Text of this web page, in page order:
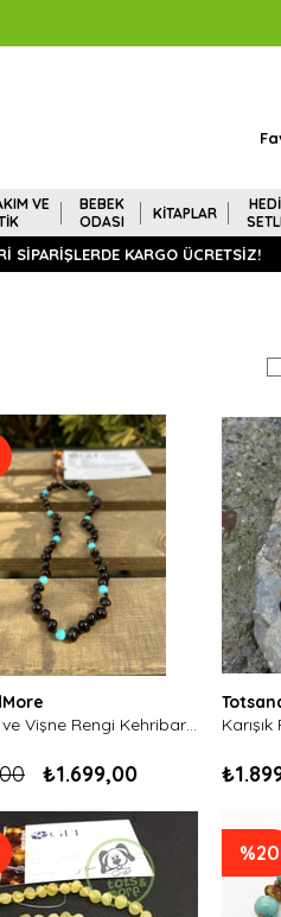
VE
BEBEK
ODASI
KİTAPLAR
SİPARİŞLERDE KARGO ÜCRETSİZ!
Turkuaz ve Vişne Rengi Kehribar Bebek Kolyesi
₺1.699,00
%20